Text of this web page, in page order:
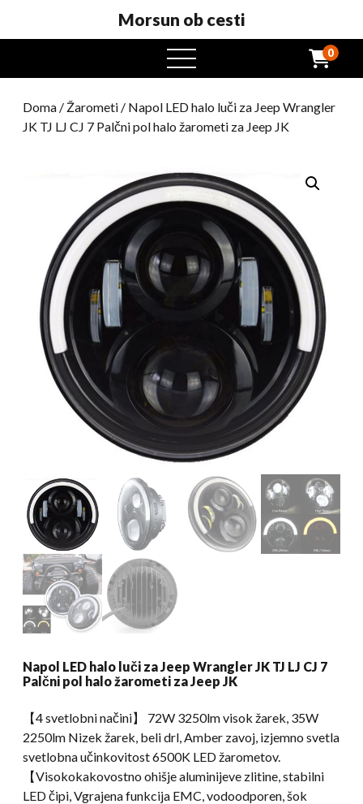
Morsun ob cesti
odprt
meni
0
Doma / Žarometi / Napol LED halo luči za Jeep Wrangler
JK TJ LJ CJ 7 Palčni pol halo žarometi za Jeep JK
Napol LED halo luči za Jeep Wrangler JK TJ LJ CJ 7
Palčni pol halo žarometi za Jeep JK
【4 svetlobni načini】 72W 3250lm visok žarek, 35W
2250lm Nizek žarek, beli drl, Amber zavoj, izjemno svetla
svetlobna učinkovitost 6500K LED žarometov.
【Visokokakovostno ohišje aluminijeve zlitine, stabilni
LED čipi, Vgrajena funkcija EMC, vodoodporen, šok